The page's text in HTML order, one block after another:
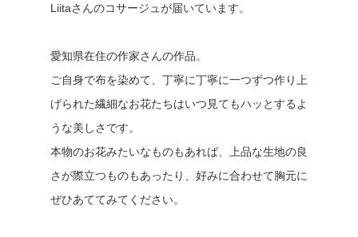
Liitaさんのコサージュが届いています。
愛知県在住の作家さんの作品。
ご自身で布を染めて、丁寧に丁寧に一つずつ作り上
げられた繊細なお花たちはいつ見てもハッとするよ
うな美しさです。
本物のお花みたいなものもあれば、上品な生地の良
さが際立つものもあったり、好みに合わせて胸元に
ぜひあててみてください。